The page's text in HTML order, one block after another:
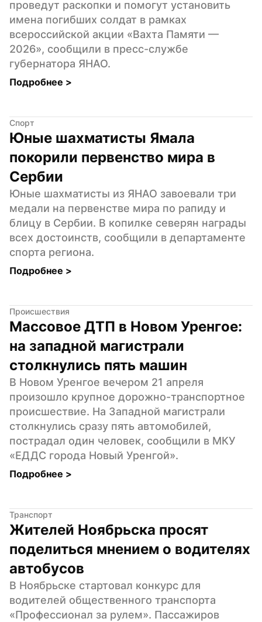
проведут раскопки и помогут установить
имена погибших солдат в рамках
всероссийской акции «Вахта Памяти —
2026», сообщили в пресс-службе
губернатора ЯНАО.
Подробнее >
Спорт
Юные шахматисты Ямала
покорили первенство мира в
Сербии
Юные шахматисты из ЯНАО завоевали три
медали на первенстве мира по рапиду и
блицу в Сербии. В копилке северян награды
всех достоинств, сообщили в департаменте
спорта региона.
Подробнее >
Происшествия
Массовое ДТП в Новом Уренгое:
на западной магистрали
столкнулись пять машин
В Новом Уренгое вечером 21 апреля
произошло крупное дорожно-транспортное
происшествие. На Западной магистрали
столкнулись сразу пять автомобилей,
пострадал один человек, сообщили в МКУ
«ЕДДС города Новый Уренгой».
Подробнее >
Транспорт
Жителей Ноябрьска просят
поделиться мнением о водителях
автобусов
В Ноябрьске стартовал конкурс для
водителей общественного транспорта
«Профессионал за рулем». Пассажиров